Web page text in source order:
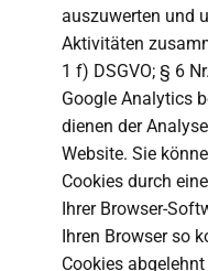
auszuwerten und
Aktivitäten
1 f) DSGVO; § 6
Google Analytics
dienen der
Website. Sie
Cookies durch
Ihrer Browser-
Ihren Browser so
Cookies